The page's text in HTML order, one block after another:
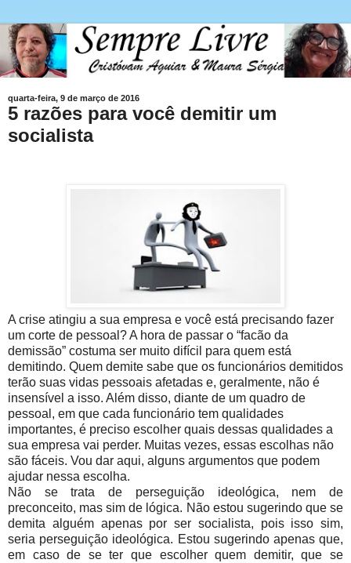
quarta-feira, 9 de março de 2016
5 razões para você demitir um
socialista
A crise atingiu a sua empresa e você está precisando fazer
um corte de pessoal? A hora de passar o “facão da
demissão” costuma ser muito difícil para quem está
demitindo. Quem demite sabe que os funcionários demitidos
terão suas vidas pessoais afetadas e, geralmente, não é
insensível a isso. Além disso, diante de um quadro de
pessoal, em que cada funcionário tem qualidades
importantes, é preciso escolher quais dessas qualidades a
sua empresa vai perder. Muitas vezes, essas escolhas não
são fáceis. Vou dar aqui, alguns argumentos que podem
ajudar nessa escolha.
Não se trata de perseguição ideológica, nem de
preconceito, mas sim de lógica. Não estou sugerindo que se
demita alguém apenas por ser socialista, pois isso sim,
seria perseguição ideológica. Estou sugerindo apenas que,
em caso de se ter que escolher quem demitir, que se